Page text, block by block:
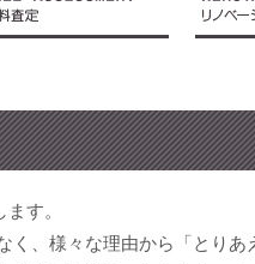
す。
く、様々な理由から「とりあ